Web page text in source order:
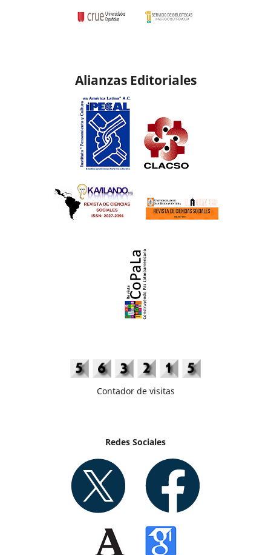
Alianzas Editoriales
Contador de visitas
Redes Sociales